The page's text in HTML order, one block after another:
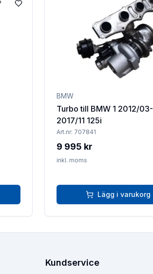
Lägg till i favoriter
BMW
Turbo till BMW 1 2012/03-
2017/11 125i
Art.nr: 707841
9 995 kr
inkl. moms
Lägg i varukorg
Kundservice